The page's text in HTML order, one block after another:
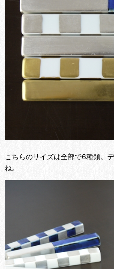
こちらのサイズは全部で6種類。
ね。